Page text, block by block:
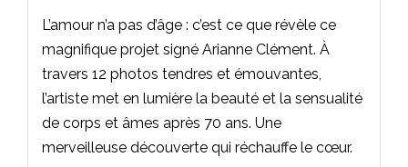
L’amour n’a pas d’âge : c’est ce que révèle ce
magnifique projet signé Arianne Clément. À
travers 12 photos tendres et émouvantes,
l’artiste met en lumière la beauté et la sensualité
de corps et âmes après 70 ans. Une
merveilleuse découverte qui réchauffe le cœur.